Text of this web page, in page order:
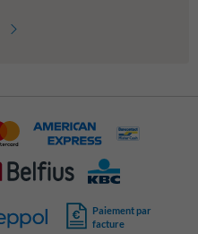
Paiement par
facture